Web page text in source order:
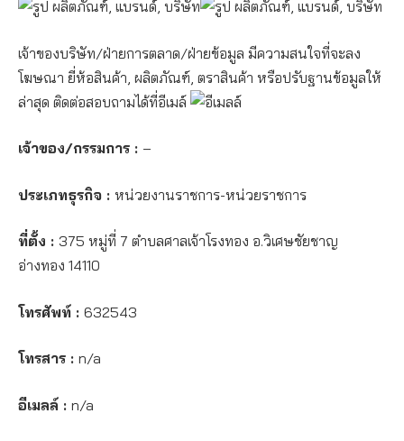
เจ้าของบริษัท/ฝ่ายการตลาด/ฝ่ายข้อมูล มีความสนใจที่จะลง
โฆษณา ยี่ห้อสินค้า, ผลิตภัณฑ์, ตราสินค้า หรือปรับฐานข้อมูลให้
ล่าสุด ติดต่อสอบถามได้ที่อีเมล์
เจ้าของ/กรรมการ : –
ประเภทธุรกิจ : หน่วยงานราชการ-หน่วยราชการ
ที่ตั้ง : 375 หมู่ที่ 7 ตำบลศาลเจ้าโรงทอง อ.วิเศษชัยชาญ
อ่างทอง 14110
โทรศัพท์ : 632543
โทรสาร : n/a
อีเมลล์ : n/a